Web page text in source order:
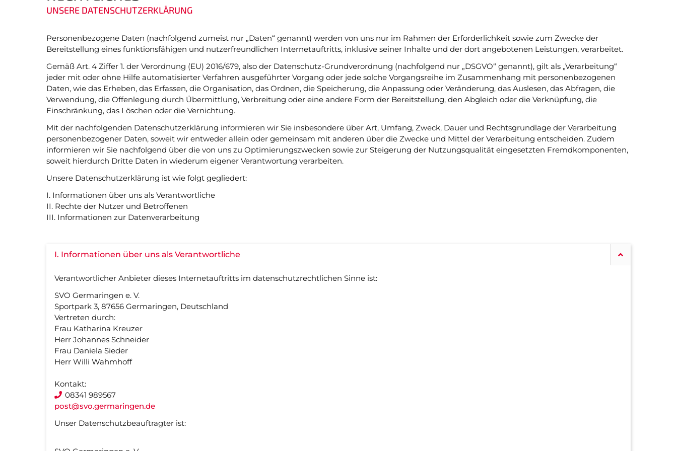
UNSERE DATENSCHUTZERKLÄRUNG
Personenbezogene Daten (nachfolgend zumeist nur „Daten“ genannt) werden von uns nur im Rahmen der Erforderlichkeit sowie zum Zwecke der
Bereitstellung eines funktionsfähigen und nutzerfreundlichen Internetauftritts, inklusive seiner Inhalte und der dort angebotenen Leistungen, verarbeitet.
Gemäß Art. 4 Ziffer 1. der Verordnung (EU) 2016/679, also der Datenschutz-Grundverordnung (nachfolgend nur „DSGVO“ genannt), gilt als „Verarbeitung“
jeder mit oder ohne Hilfe automatisierter Verfahren ausgeführter Vorgang oder jede solche Vorgangsreihe im Zusammenhang mit personenbezogenen
Daten, wie das Erheben, das Erfassen, die Organisation, das Ordnen, die Speicherung, die Anpassung oder Veränderung, das Auslesen, das Abfragen, die
Verwendung, die Offenlegung durch Übermittlung, Verbreitung oder eine andere Form der Bereitstellung, den Abgleich oder die Verknüpfung, die
Einschränkung, das Löschen oder die Vernichtung.
Mit der nachfolgenden Datenschutzerklärung informieren wir Sie insbesondere über Art, Umfang, Zweck, Dauer und Rechtsgrundlage der Verarbeitung
personenbezogener Daten, soweit wir entweder allein oder gemeinsam mit anderen über die Zwecke und Mittel der Verarbeitung entscheiden. Zudem
informieren wir Sie nachfolgend über die von uns zu Optimierungszwecken sowie zur Steigerung der Nutzungsqualität eingesetzten Fremdkomponenten,
soweit hierdurch Dritte Daten in wiederum eigener Verantwortung verarbeiten.
Unsere Datenschutzerklärung ist wie folgt gegliedert:
I. Informationen über uns als Verantwortliche
II. Rechte der Nutzer und Betroffenen
III. Informationen zur Datenverarbeitung
I. Informationen über uns als Verantwortliche
Verantwortlicher Anbieter dieses Internetauftritts im datenschutzrechtlichen Sinne ist:
SVO Germaringen e. V.
Sportpark 3, 87656 Germaringen, Deutschland
Vertreten durch:
Frau Katharina Kreuzer
Herr Johannes Schneider
Frau Daniela Sieder
Herr Willi Wahmhoff
Kontakt:
08341 989567
post@svo.germaringen.de
Unser Datenschutzbeauftragter ist:
Gesundheitssport
Nicht das Richtige gefunden?
Bitte nehmen Sie Kontakt mit uns auf. Wir helfen gerne weiter.
Navigation
überspringen
Anfahrt Impressum Datenschutz